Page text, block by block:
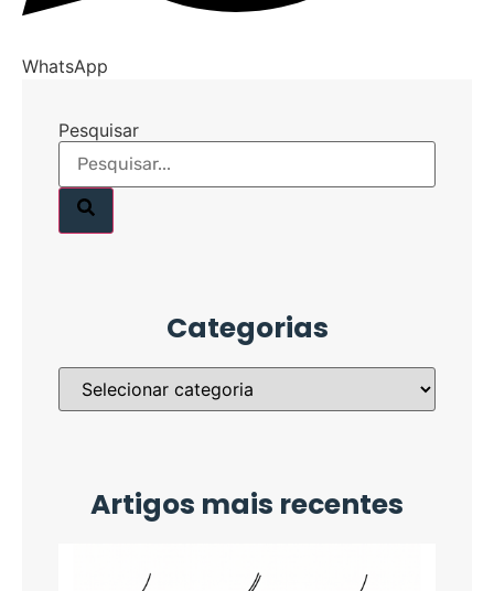
WhatsApp
Pesquisar
Categorias
Artigos mais recentes